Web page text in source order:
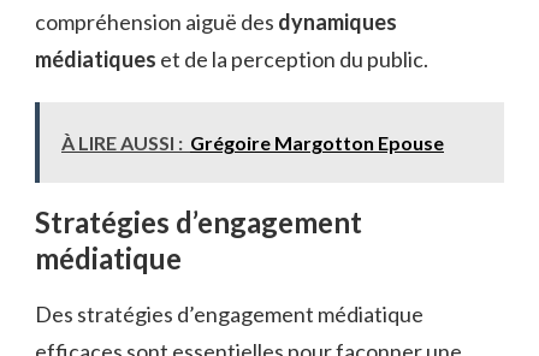
compréhension aiguë des dynamiques
médiatiques et de la perception du public.
À LIRE AUSSI : Grégoire Margotton Epouse
Stratégies d’engagement
médiatique
Des stratégies d’engagement médiatique